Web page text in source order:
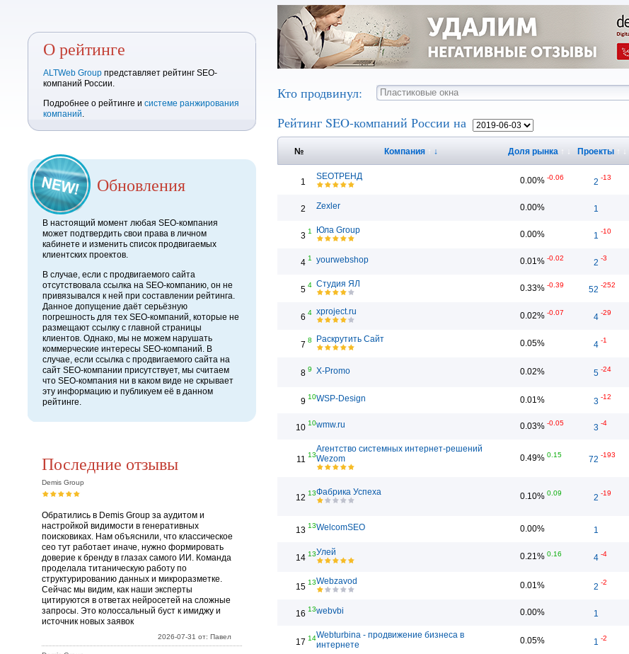
О рейтинге
ALTWeb Group представляет рейтинг SEO-
компаний России.
Подробнее о рейтинге и системе ранжирования
компаний.
Обновления
В настоящий момент любая SEO-компания
может подтвердить свои права в личном
кабинете и изменить список продвигаемых
клиентских проектов.
В случае, если с продвигаемого сайта
отсутствовала ссылка на SEO-компанию, он не
привязывался к ней при составлении рейтинга.
Данное допущение даёт серьёзную
погрешность для тех SEO-компаний, которые не
размещают ссылку с главной страницы
клиентов. Однако, мы не можем нарушать
коммерческие интересы SEO-компаний. В
случае, если ссылка с продвигаемого сайта на
сайт SEO-компании присутствует, мы считаем
что SEO-компания ни в каком виде не скрывает
эту информацию и публикуем её в данном
рейтинге.
Последние отзывы
Demis Group
Обратились в Demis Group за аудитом и
настройкой видимости в генеративных
поисковиках. Нам объяснили, что классическое
сео тут работает иначе, нужно формировать
доверие к бренду в глазах самого ИИ. Команда
проделала титаническую работу по
структурированию данных и микроразметке.
Сейчас мы видим, как наши эксперты
цитируются в ответах нейросетей на сложные
запросы. Это колоссальный буст к имиджу и
источник новых заявок
2026-07-31 от: Павел
Кто продвинул:
Рейтинг SEO-компаний России на
№ Компания ↓ Доля рынка Проекты
1
SEOТРЕНД 0.00% -0.06 2 -13
2 Zexler 0.00% 1
3 1 Юла Group 0.00% 1 -10
4 1 yourwebshop 0.01% -0.02 2 -3
5 4 Студия ЯЛ 0.33% -0.39 52 -252
6 4 xproject.ru 0.02% -0.07 4 -29
7 8 Раскрутить Сайт 0.05% 4 -1
8 9 X-Promo 0.02% 5 -24
9 10WSP-Design 0.01% 3 -12
10 10wmw.ru 0.03% -0.05 3 -4
11 13
Агентство системных интернет-решений
Wezom
0.49% 0.15 72 -193
12 13Фабрика Успеха 0.10% 0.09 2 -19
13 13WelcomSEO 0.00% 1
14 13Улей 0.21% 0.16 4 -4
15 13Webzavod 0.01% 2 -2
16 13webvbi 0.00% 1
17 14Webturbina - продвижение бизнеса в
интернете
0.05% 1 -2